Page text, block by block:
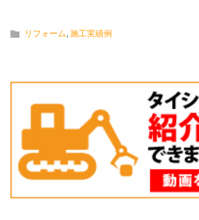
リフォーム, 施工実績例